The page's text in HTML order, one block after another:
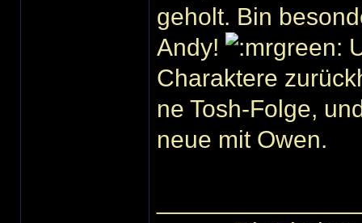
geholt. Bin
Andy!
Charaktere
ne Tosh-Folge,
neue mit Owen.